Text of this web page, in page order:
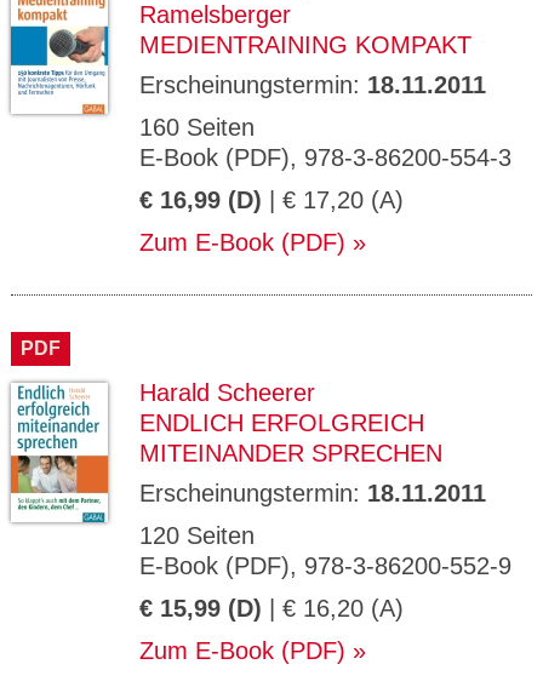
Ramelsberger
MEDIENTRAINING KOMPAKT
Erscheinungstermin: 18.11.2011
160 Seiten
E-Book (PDF), 978-3-86200-554-3
€ 16,99 (D) | € 17,20 (A)
Zum E-Book (PDF)
PDF
Harald Scheerer
ENDLICH ERFOLGREICH
MITEINANDER SPRECHEN
Erscheinungstermin: 18.11.2011
120 Seiten
E-Book (PDF), 978-3-86200-552-9
€ 15,99 (D) | € 16,20 (A)
Zum E-Book (PDF)